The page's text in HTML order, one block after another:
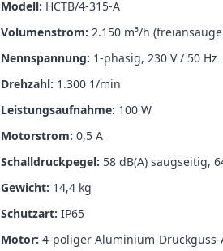
Modell: HCTB/4-315-A
Volumenstrom: 2.150 m³/h
Nennspannung: 1-phasig, 230 V / 50 Hz
Drehzahl: 1.300 1/min
Leistungsaufnahme: 100 W
Motorstrom: 0,5 A
Schalldruckpegel: 58 dB(A) saugseitig,
Gewicht: 14,4 kg
Schutzart: IP65
Motor: 4-poliger Aluminium-